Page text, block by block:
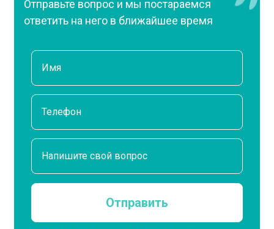
Отправьте вопрос и мы постараемся
ответить на него в ближайшее время